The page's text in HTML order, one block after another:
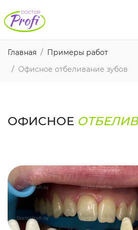
Главная
Примеры работ
Офисное отбеливание зубов
ОФИСНОЕ